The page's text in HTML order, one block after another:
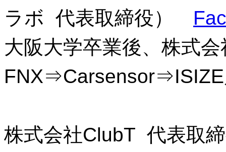
ラボ 代表取締役）
大阪大学卒業後、株式
株式会社ClubT 代表取